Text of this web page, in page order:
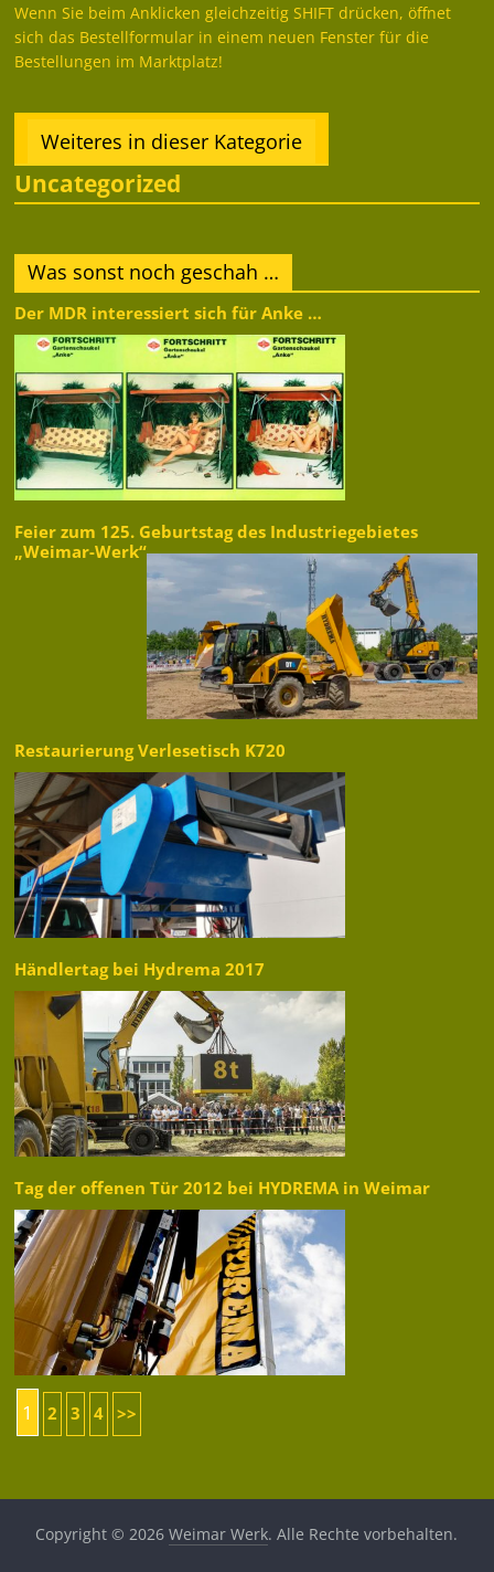
Wenn Sie beim Anklicken gleichzeitig SHIFT drücken, öffnet
sich das Bestellformular in einem neuen Fenster für die
Bestellungen im Marktplatz!
Weiteres in dieser Kategorie
Uncategorized
Was sonst noch geschah …
Der MDR interessiert sich für Anke …
Feier zum 125. Geburtstag des Industriegebietes
„Weimar-Werk“
Restaurierung Verlesetisch K720
Händlertag bei Hydrema 2017
Tag der offenen Tür 2012 bei HYDREMA in Weimar
1 2 3 4 >>
Copyright © 2026Weimar Werk. Alle Rechte vorbehalten.